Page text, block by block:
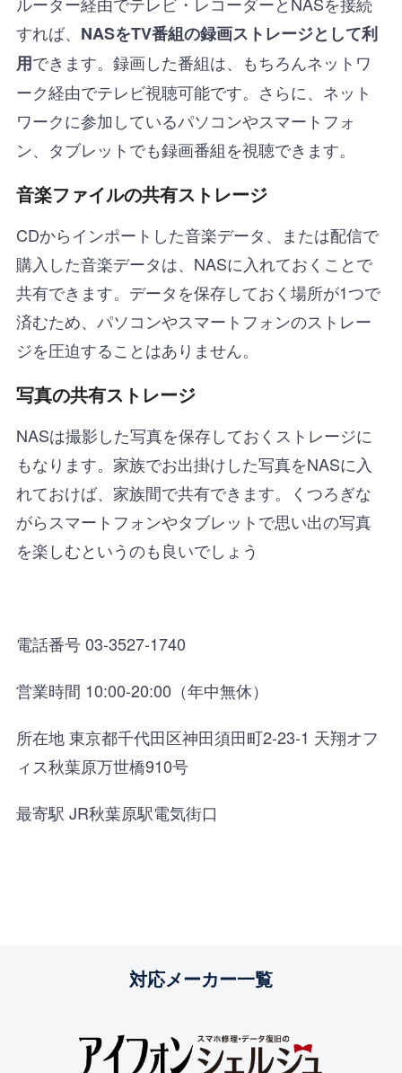
すれば、 NASをTV番組の録画ストレージとして利
用できます。録画した番組は、もちろんネットワ
ーク経由でテレビ視聴可能です。さらに、ネット
ワークに参加しているパソコンやスマートフォ
ン、タブレットでも録画番組を視聴できます。
音楽ファイルの共有ストレージ
CDからインポートした音楽データ、または配信で
購入した音楽データは、NASに入れておくことで
共有できます。データを保存しておく場所が1つで
済むため、パソコンやスマートフォンのストレー
ジを圧迫することはありません。
写真の共有ストレージ
NASは撮影した写真を保存しておくストレージに
もなります。家族でお出掛けした写真をNASに入
れておけば、家族間で共有できます。くつろぎな
がらスマートフォンやタブレットで思い出の写真
を楽しむというのも良いでしょう
電話番号 03-3527-1740
営業時間 10:00-20:00（年中無休）
所在地 東京都千代田区神田須田町2-23-1 天翔オフ
ィス秋葉原万世橋910号
最寄駅 JR秋葉原駅電気街口
対応メーカー一覧